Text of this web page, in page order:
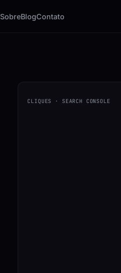
SobreBlogContato
CLIQUES · SEARCH CONSOLE